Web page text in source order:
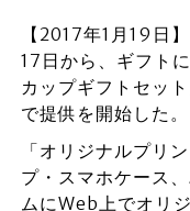
【2017年1月19日
17日から、ギフト
カップギフトセッ
で提供を開始した。
「オリジナルプリ
プ・スマホケース
ムにWeb上でオリ